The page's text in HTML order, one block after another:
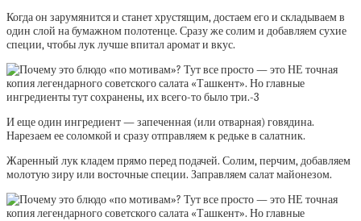
Когда он зарумянится и станет хрустящим, достаем его и складываем в
один слой на бумажном полотенце. Сразу же солим и добавляем сухие
специи, чтобы лук лучше впитал аромат и вкус.
И еще один ингредиент — запеченная (или отварная) говядина.
Нарезаем ее соломкой и сразу отправляем к редьке в салатник.
Жаренный лук кладем прямо перед подачей. Солим, перчим, добавляем
молотую зиру или восточные специи. Заправляем салат майонезом.